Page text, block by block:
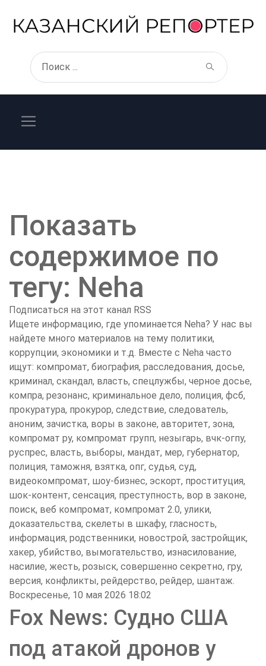
Показать
содержимое по
тегу: Neha
Подписаться на этот канал RSS
Ищете информацию, где упоминается Neha? У нас вы
найдете много материалов на тему политики,
коррупции, экономики и т.д. Вместе с Neha часто
ищут: компромат, биография, расследования, досье,
криминал, скандал, власть, спецлужбы, черное досье,
компра, резонанс, криминальное дело, полиция, фсб,
прокуратура, прокурор, следствие, следователь,
аноним, зачистка, воры в законе, авторитет, зона,
компромат ру, компромат групп, незыгарь, вчк-огпу,
руспрес, власть, выборы, мандат, мер, губернатор,
полиция, таможня, взятка, опг, судья, суд,
видеокомпромат, шоу-бизнес, эскорт, проституция,
шок-контент, сенсация, преступность, вор в законе,
поиск, веб компромат, компромат 2.0, улики,
доказательства, скелеты в шкафу, гласность,
информация, родственники, новострой, застройщик,
хакер, убийство, вымогательство, изнасилование,
насилие, жесть, розыск, совершенно секретно, гру,
версия, конфликты, рейдерство, рейдер, шантаж.
Воскресенье, 10 мая 2026 18:02
Fox News: Судно США
под атакой дронов у